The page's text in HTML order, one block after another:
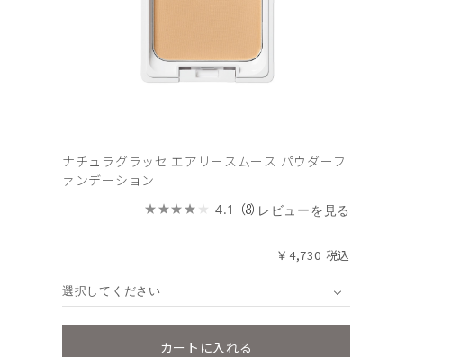
ナチュラグラッセ エアリースムース パウダーフ
ァンデーション
4.1 （8） レビューを見る
￥4,730
選択してください
カートに入れる